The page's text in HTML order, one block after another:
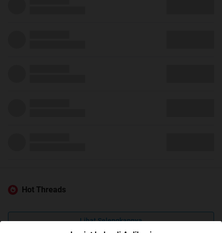
Hot Threads
Lihat Selengkapnya